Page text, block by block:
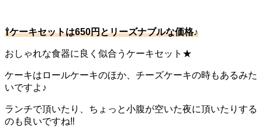
⇧ケーキセットは650円とリーズナブルな価格♪
おしゃれな食器に良く似合うケーキセット★
ケーキはロールケーキのほか、チーズケーキの時もあるみた
いですよ♪
ランチで頂いたり、ちょっと小腹が空いた夜に頂いたりする
のも良いですね‼